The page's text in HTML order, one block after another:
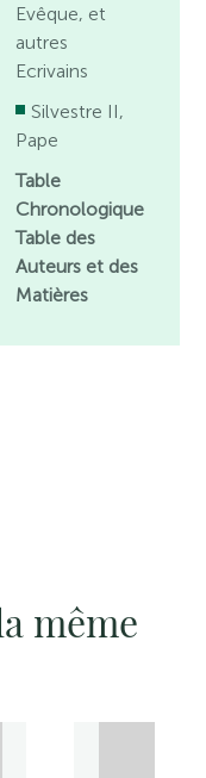
Evêque, et
autres
Ecrivains
Silvestre II,
Pape
Table
Chronologique
Table des
Auteurs et des
Matières
même